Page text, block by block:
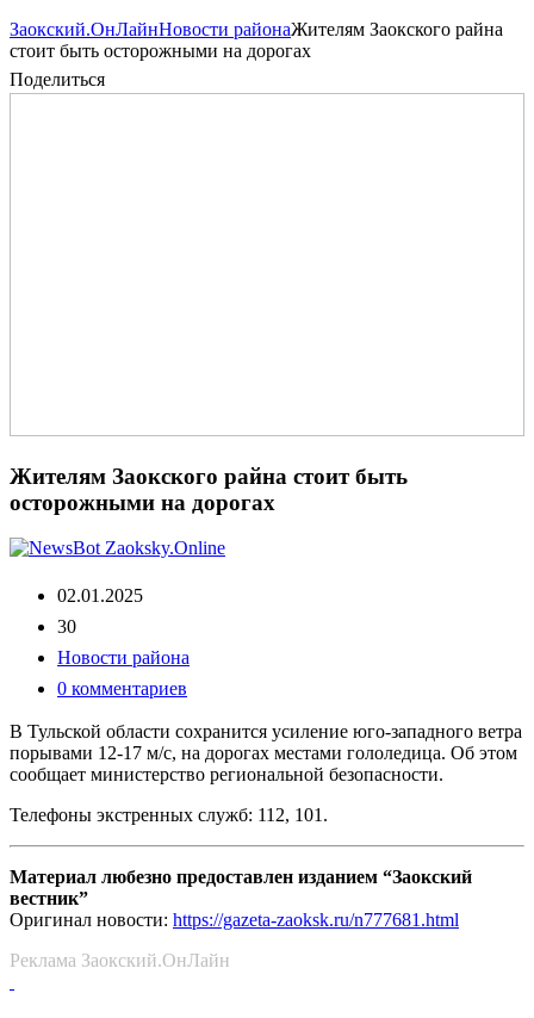
Заокский.ОнЛайнНовости районаЖителям Заокского райна
стоит быть осторожными на дорогах
Поделиться
Жителям Заокского райна стоит быть
осторожными на дорогах
02.01.2025
30
Новости района
0 комментариев
В Тульской области сохранится усиление юго-западного ветра
порывами 12-17 м/с, на дорогах местами гололедица. Об этом
сообщает министерство региональной безопасности.
Телефоны экстренных служб: 112, 101.
Материал любезно предоставлен изданием “Заокский
вестник”
Оригинал новости: https://gazeta-zaoksk.ru/n777681.html
Реклама Заокский.ОнЛайн